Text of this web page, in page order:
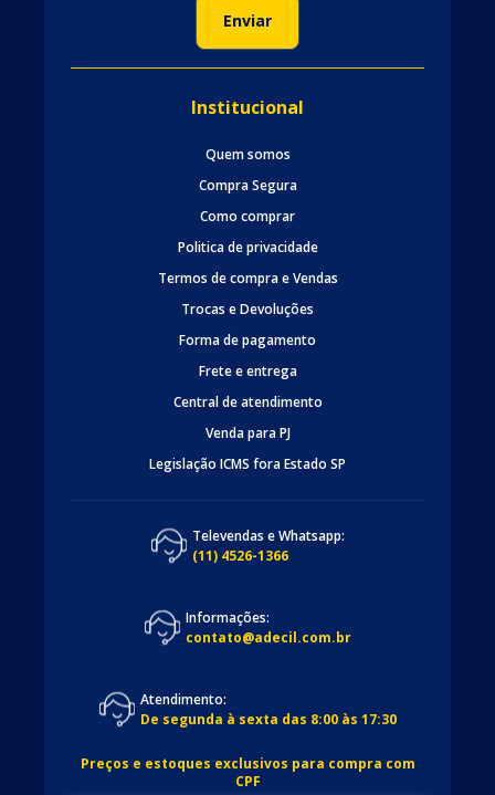
Institucional
Quem somos
Compra Segura
Como comprar
Politica de privacidade
Termos de compra e Vendas
Trocas e Devoluções
Forma de pagamento
Frete e entrega
Central de atendimento
Venda para PJ
Legislação ICMS fora Estado SP
Televendas e Whatsapp:
(11) 4526-1366
Informações:
contato@adecil.com.br
Atendimento:
De segunda à sexta das 8:00 às 17:30
Preços e estoques exclusivos para compra com
CPF